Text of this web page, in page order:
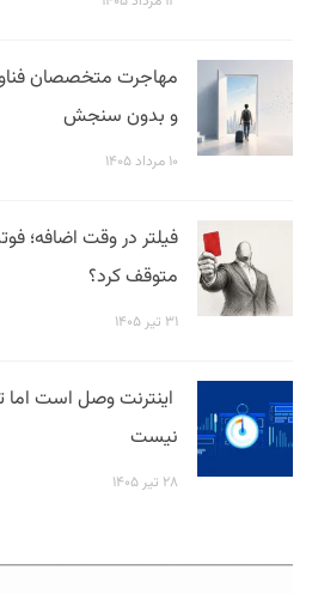
مهاجرت متخصصان
و بدون سنجش
۱۰ مرداد ۱۴۰۵
متوقف کرد؟
۳۱ تیر ۱۴۰۵
اینترنت وصل است اما
نیست
۲۸ تیر ۱۴۰۵